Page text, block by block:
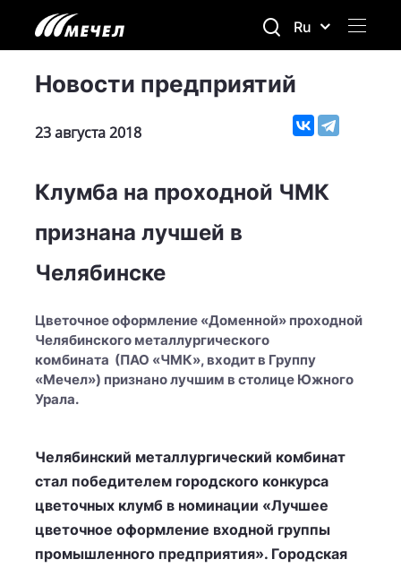
Ru
Новости предприятий
23 августа 2018
Клумба на проходной ЧМК
признана лучшей в
Челябинске
Цветочное оформление «Доменной» проходной
Челябинского металлургического
комбината (ПАО «ЧМК», входит в Группу
«Мечел») признано лучшим в столице Южного
Урала.
Челябинский металлургический комбинат
стал победителем городского конкурса
цветочных клумб в номинации «Лучшее
цветочное оформление входной группы
промышленного предприятия». Городская